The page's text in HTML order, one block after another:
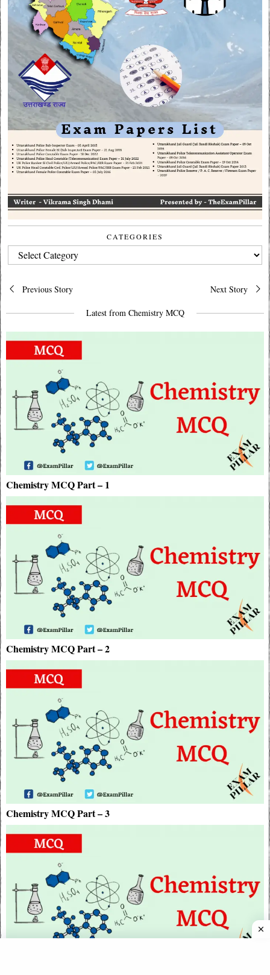
CATEGORIES
CATEGORIES
Post
navigation
Previous Story Next Story
Latest from Chemistry MCQ
Chemistry MCQ Part – 1
Chemistry MCQ Part – 2
Chemistry MCQ Part – 3